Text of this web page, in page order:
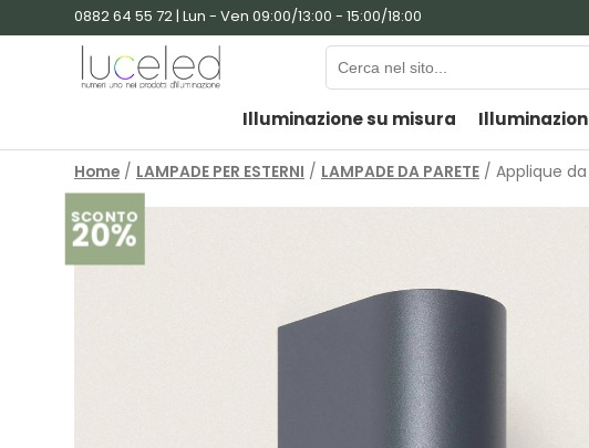
0882 64 55 72 | Lun - Ven 09:00/13:00 - 15:00/18:00
Illuminazione su misura
Home / LAMPADE PER ESTERNI / LAMPADE DA PARETE / Applique da
SCONTO
20%